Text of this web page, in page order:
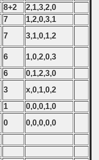
8+2
2,1,3,2,0
7
1,2,0,3,1
7
3,1,0,1,2
6
1,0,2,0,3
6
0,1,2,3,0
3
x,0,1,0,2
1
0,0,0,1,0
0
0,0,0,0,0